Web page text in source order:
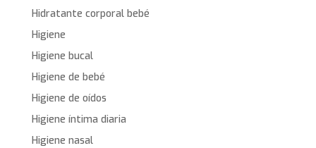
Hidratante corporal bebé
Higiene
Higiene bucal
Higiene de bebé
Higiene de oídos
Higiene íntima diaria
Higiene nasal